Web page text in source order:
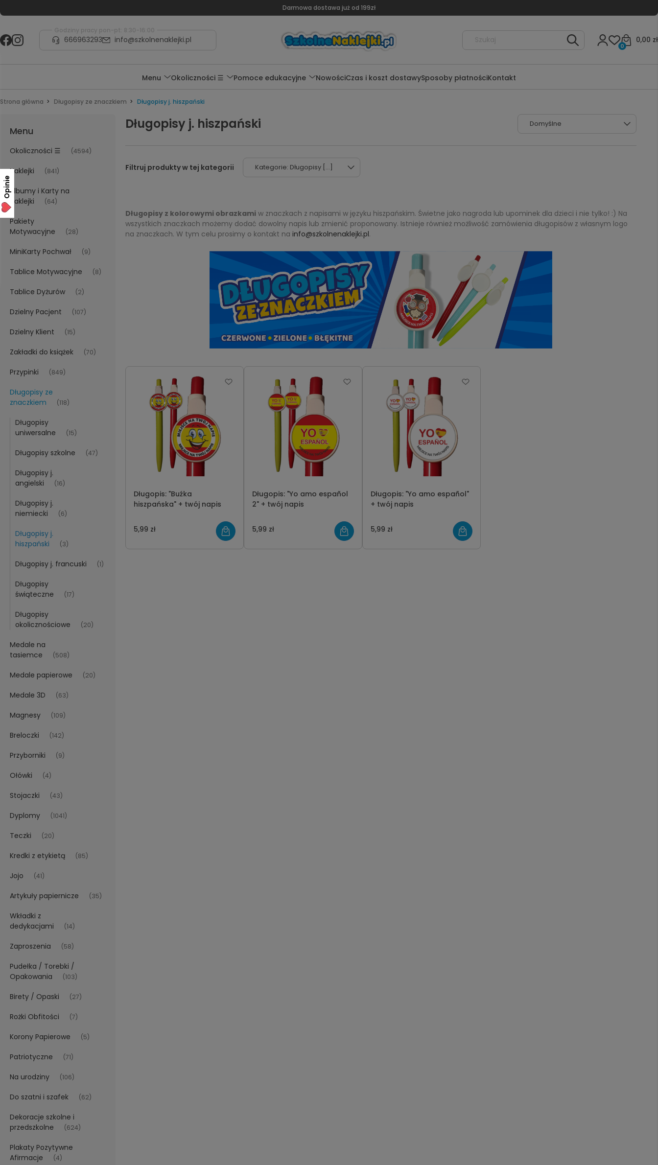
Darmowa dostawa już od 199zł
Godziny pracy pon-pt: 8:30-16:00
666963293 info@szkolnenaklejki.pl 0,00 zł
0
Menu Okoliczności ☰ Pomoce edukacyjne NowościCzas i koszt dostawySposoby płatnościKontakt
Strona główna Długopisy ze znaczkiem Długopisy j. hiszpański
Menu
Okoliczności ☰ (4594)
Naklejki (841)
Albumy i Karty na
naklejki
(64)
Pakiety
Motywacyjne
(28)
MiniKarty Pochwał (9)
Tablice Motywacyjne (8)
Tablice Dyżurów (2)
Dzielny Pacjent (107)
Dzielny Klient (15)
Zakładki do książek (70)
Przypinki (849)
Długopisy ze
znaczkiem
(118)
Długopisy
uniwersalne
(15)
Długopisy szkolne (47)
Długopisy j.
angielski
(16)
Długopisy j.
niemiecki
(6)
Długopisy j.
hiszpański
(3)
Długopisy j. francuski (1)
Długopisy
świąteczne
(17)
Długopisy
okolicznościowe
(20)
Medale na
tasiemce
(508)
Medale papierowe (20)
Medale 3D (63)
Magnesy (109)
Breloczki (142)
Przyborniki (9)
Ołówki (4)
Stojaczki (43)
Dyplomy (1041)
Teczki (20)
Kredki z etykietą (85)
Jojo (41)
Artykuły papiernicze (35)
Wkładki z
dedykacjami
(14)
Zaproszenia (58)
Pudełka / Torebki /
Opakowania
(103)
Birety / Opaski (27)
Rożki Obfitości (7)
Korony Papierowe (5)
Patriotyczne (71)
Na urodziny (106)
Do szatni i szafek (62)
Dekoracje szkolne i
przedszkolne
(624)
Plakaty Pozytywne
Afirmacje
(4)
Długopisy j. hiszpański
Kategorie: Długopisy [...]
Długopisy z kolorowymi obrazkami w znaczkach z napisami w języku hiszpańskim. Świetne jako nagroda lub upominek dla dzieci i nie tylko! :) Na
wszystkich znaczkach możemy dodać dowolny napis lub zmienić proponowany. Istnieje również możliwość zamówienia długopisów z własnym logo
na znaczkach. W tym celu prosimy o kontakt na info@szkolnenaklejki.pl.
Długopis: "Buźka
hiszpańska" + twój napis
5,99 zł
Długopis: "Yo amo español
2" + twój napis
5,99 zł
Długopis: "Yo amo español"
+ twój napis
5,99 zł
Opinie